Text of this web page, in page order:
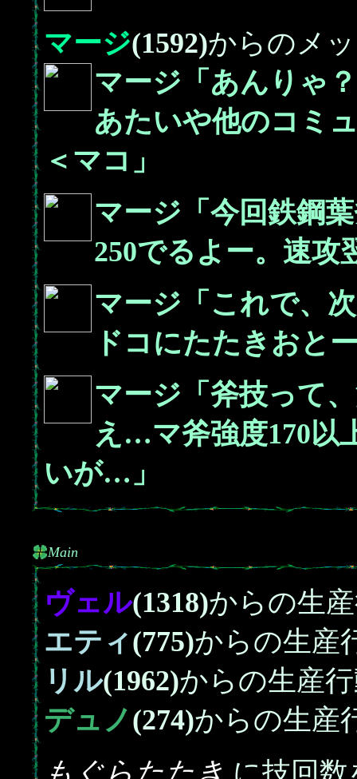
マージ(1592)からのメ
マージ「あんりゃ
あたいや他のコミ
＜マコ」
マージ「今回鉄鋼
250でるよー。速攻
マージ「これで、
ドコにたたきおと
マージ「斧技って
え…マ斧強度170以
いが…」
Main
ヴェル(1318)からの生
エティ(775)からの生産
リル(1962)からの生産
デュノ(274)からの生産
もぐらたたき に技回